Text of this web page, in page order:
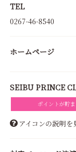
TEL
0267-46-8540
ホームページ
SEIBU PRINCE
ポイントが貯ま
アイコンの説明を